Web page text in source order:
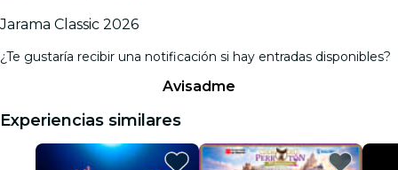
Jarama Classic 2026
¿Te gustaría recibir una notificación si hay entradas disponibles?
Avisadme
Experiencias similares